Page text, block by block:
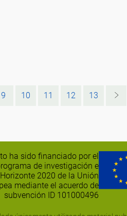
9 10 11 12 13
ha sido financiado por el
de investigación e
2020 de la Unión
mediante el acuerdo de
subvención ID 101000496